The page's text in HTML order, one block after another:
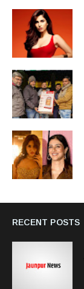
RECENT POSTS